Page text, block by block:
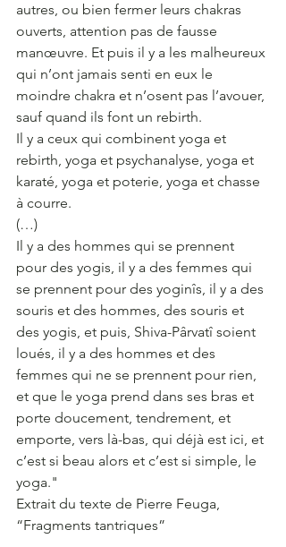
autres, ou bien fermer leurs chakras
ouverts, attention pas de fausse
manœuvre. Et puis il y a les malheureux
qui n’ont jamais senti en eux le
moindre chakra et n’osent pas l’avouer,
sauf quand ils font un rebirth.
Il y a ceux qui combinent yoga et
rebirth, yoga et psychanalyse, yoga et
karaté, yoga et poterie, yoga et chasse
à courre.
(…)
Il y a des hommes qui se prennent
pour des yogis, il y a des femmes qui
se prennent pour des yoginîs, il y a des
souris et des hommes, des souris et
des yogis, et puis, Shiva-Pârvatî soient
loués, il y a des hommes et des
femmes qui ne se prennent pour rien,
et que le yoga prend dans ses bras et
porte doucement, tendrement, et
emporte, vers là-bas, qui déjà est ici, et
c’est si beau alors et c’est si simple, le
yoga."
Extrait du texte de Pierre Feuga,
“Fragments tantriques”